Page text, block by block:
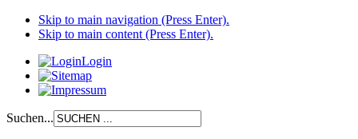
Skip to main navigation (Press Enter).
Skip to main content (Press Enter).
Login
Suchen...